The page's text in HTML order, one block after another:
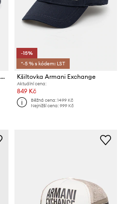
Bavlněná baseballová čepice Armani Exchange
-15%
*-5 % s kódem: LST
Kšiltovka Armani Exchange
Aktuální cena:
849 Kč
Běžná cena:1499 Kč
Nejnižší cena:999 Kč